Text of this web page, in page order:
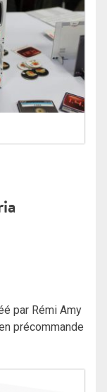
par Rémi Amy
précommande